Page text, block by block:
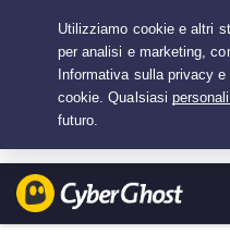
L'offerta migliore